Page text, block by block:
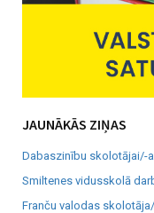
JAUNĀKĀS ZIŅAS
Dabaszinību skolotājai/-
Smiltenes vidusskolā
Franču valodas